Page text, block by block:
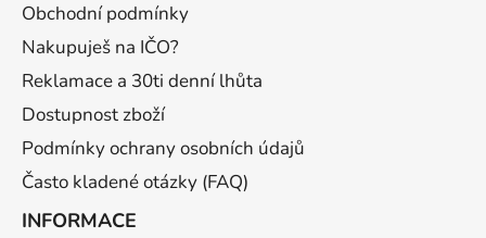
Obchodní podmínky
Nakupuješ na IČO?
Reklamace a 30ti denní lhůta
Dostupnost zboží
Podmínky ochrany osobních údajů
Často kladené otázky (FAQ)
INFORMACE